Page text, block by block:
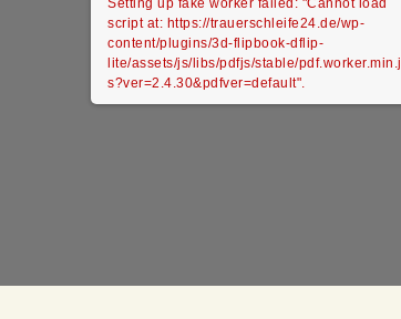
Setting up fake worker failed: "Cannot load
script at: https://trauerschleife24.de/wp-
content/plugins/3d-flipbook-dflip-
lite/assets/js/libs/pdfjs/stable/pdf.worker.min.j
s?ver=2.4.30&pdfver=default".